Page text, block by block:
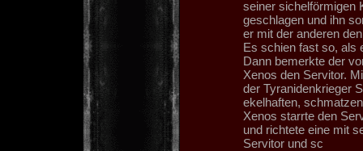
seiner sichelförmigen
geschlagen und ihn
er mit der anderen
Es schien fast so, als
Dann bemerkte der
Xenos den Servitor.
der Tyranidenkrieger
ekelhaften,
Xenos starrte den
und richtete eine mit
Servitor und sc